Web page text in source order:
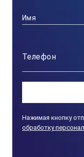
Нажимая кнопку
обработку